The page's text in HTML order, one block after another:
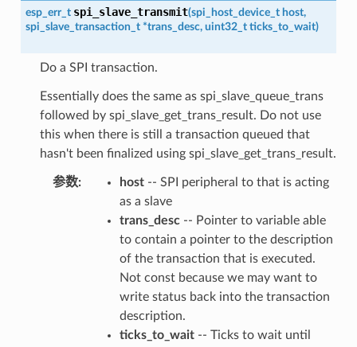
esp_err_t spi_slave_transmit(spi_host_device_t host,
spi_slave_transaction_t *trans_desc, uint32_t ticks_to_wait)
Do a SPI transaction.
Essentially does the same as spi_slave_queue_trans
followed by spi_slave_get_trans_result. Do not use
this when there is still a transaction queued that
hasn't been finalized using spi_slave_get_trans_result.
参数: host-- SPI peripheral to that is acting
as a slave
trans_desc-- Pointer to variable able
to contain a pointer to the description
of the transaction that is executed.
Not const because we may want to
write status back into the transaction
description.
ticks_to_wait-- Ticks to wait until